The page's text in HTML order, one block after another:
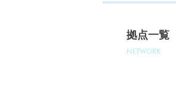
拠点一覧
NETWORK